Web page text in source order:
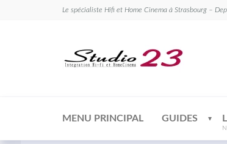
Le spécialiste Hifi et Home Cinema à Strasbourg –
MENU PRINCIPAL GUIDES